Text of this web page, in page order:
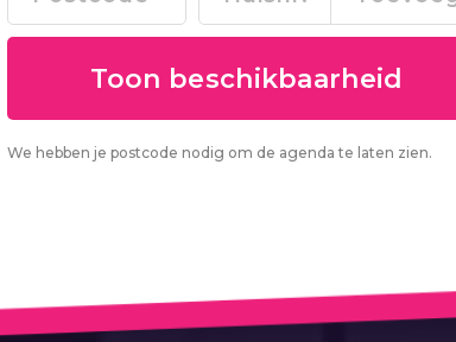
We hebben je postcode nodig om de agenda te laten zien.